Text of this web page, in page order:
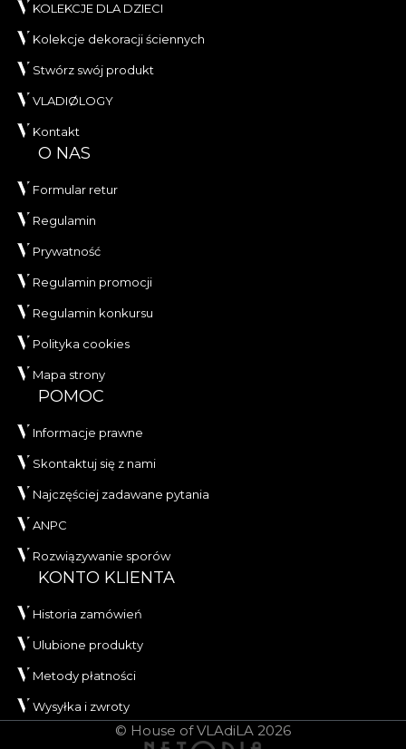
KOLEKCJE DLA DZIECI
Kolekcje dekoracji ściennych
Stwórz swój produkt
VLADIØLOGY
Kontakt
O NAS
Formular retur
Regulamin
Prywatność
Regulamin promocji
Regulamin konkursu
Polityka cookies
Mapa strony
POMOC
Informacje prawne
Skontaktuj się z nami
Najczęściej zadawane pytania
ANPC
Rozwiązywanie sporów
KONTO KLIENTA
Historia zamówień
Ulubione produkty
Metody płatności
Wysyłka i zwroty
© House of VLAdiLA 2026